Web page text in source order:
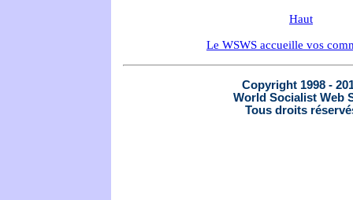
Haut
Le WSWS accueille vos
Copyright 1998 -
World Socialist Web
Tous droits